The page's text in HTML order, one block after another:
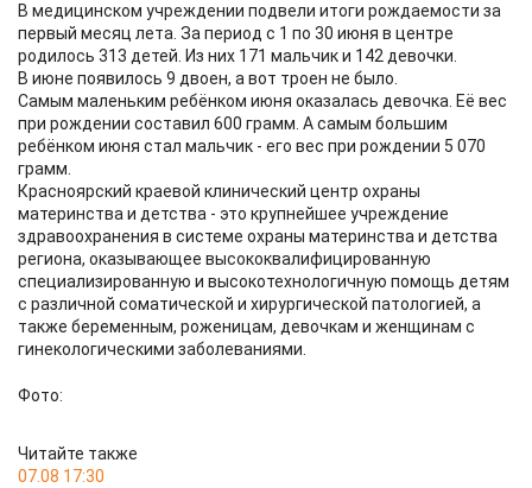
В медицинском учреждении подвели итоги рождаемости за
первый месяц лета. За период с 1 по 30 июня в центре
родилось 313 детей. Из них 171 мальчик и 142 девочки.
В июне появилось 9 двоен, а вот троен не было.
Самым маленьким ребёнком июня оказалась девочка. Её вес
при рождении составил 600 грамм. А самым большим
ребёнком июня стал мальчик - его вес при рождении 5 070
грамм.
Красноярский краевой клинический центр охраны
материнства и детства - это крупнейшее учреждение
здравоохранения в системе охраны материнства и детства
региона, оказывающее высококвалифицированную
специализированную и высокотехнологичную помощь детям
с различной соматической и хирургической патологией, а
также беременным, роженицам, девочкам и женщинам с
гинекологическими заболеваниями.
Фото:
Читайте также
07.08 17:30